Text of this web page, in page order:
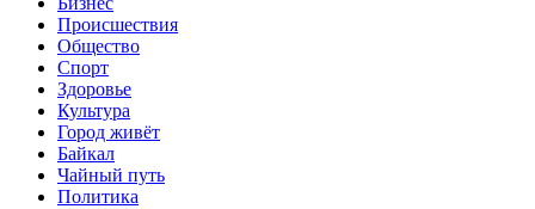
Происшествия
Общество
Cпорт
Здоровье
Культура
Город живёт
Байкал
Чайный путь
Политика